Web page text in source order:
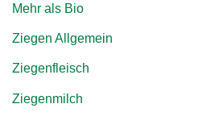
Mehr als Bio
Ziegen Allgemein
Ziegenfleisch
Ziegenmilch